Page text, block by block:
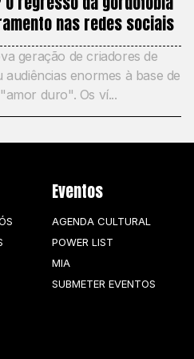
nas redes sociais
geração de criadores de
enormes à base de
duro". Os ví...
Eventos
AGENDA CULTURAL
POWER LIST
MIA
SUBMETER EVENTOS